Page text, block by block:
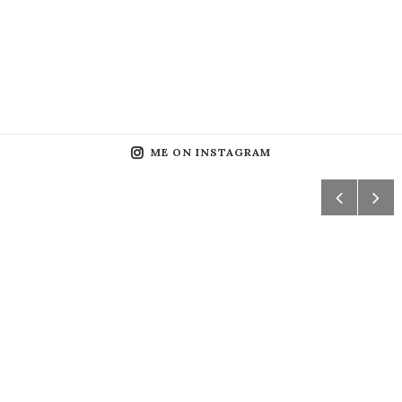
ME ON INSTAGRAM